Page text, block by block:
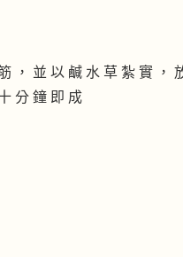
， 並 以 鹹 水 草 紮 實 ，
分 鐘 即 成